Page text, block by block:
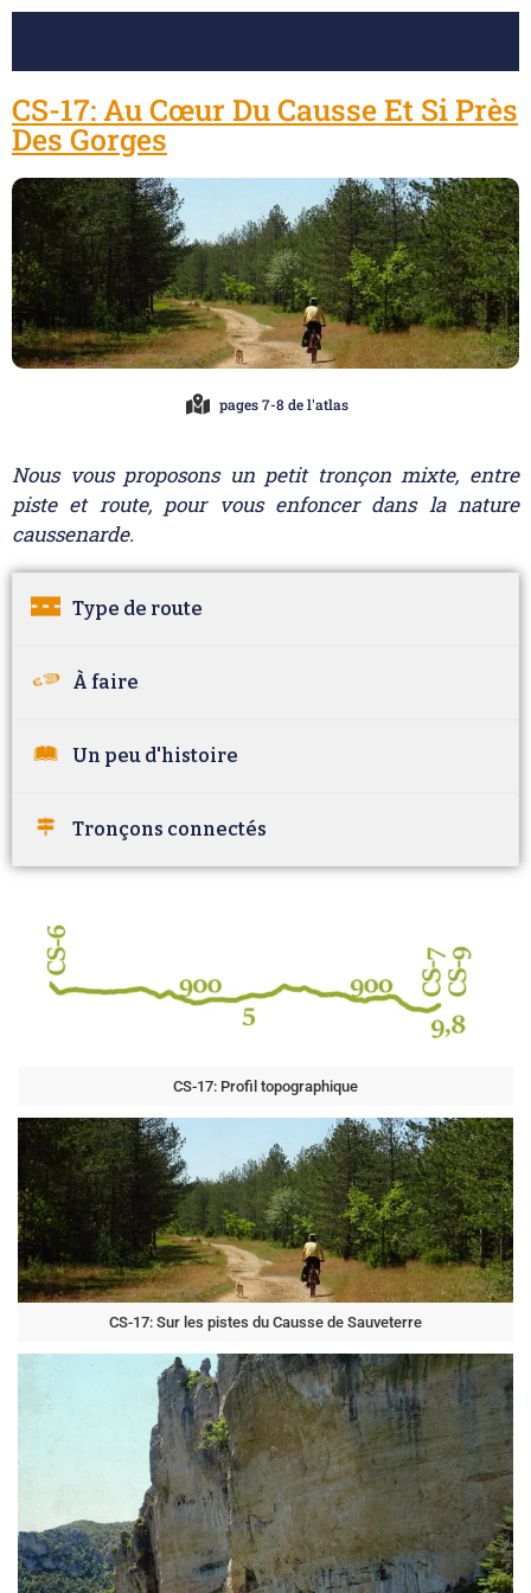
CS-17: Au Cœur Du Causse Et Si Près
Des Gorges
pages 7-8 de l'atlas
Nous vous proposons un petit tronçon mixte, entre
piste et route, pour vous enfoncer dans la nature
caussenarde.
Type de route
À faire
Un peu d'histoire
Tronçons connectés
CS-17: Profil topographique
CS-17: Sur les pistes du Causse de Sauveterre